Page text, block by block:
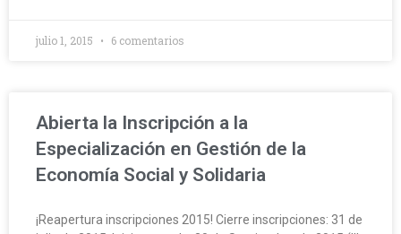
julio 1, 2015 6 comentarios
Abierta la Inscripción a la
Especialización en Gestión de la
Economía Social y Solidaria
¡Reapertura inscripciones 2015! Cierre inscripciones: 31 de